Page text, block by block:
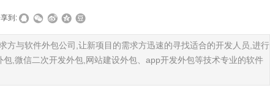
到:
与软件外包公司,让新项目的需求方迅速的寻找适合的开发人员,进行
,微信二次开发外包,网站建设外包、app开发外包等技术专业的软件